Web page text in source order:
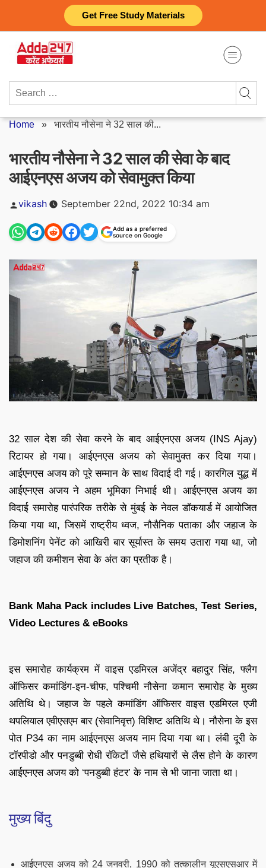
Get Free Study Materials
content
Search
Home » भारतीय नौसेना ने 32 साल की...
भारतीय नौसेना ने 32 साल की सेवा के बाद
आईएनएस अजय को सेवामुक्त किया
Posted
vikash September 22nd, 2022 10:34 am
Add as a preferred
source on Google
32 साल देश की सेवा करने के बाद आईएनएस अजय (INS Ajay)
रिटायर हो गया। आईएनएस अजय को सेवामुक्त कर दिया गया।
आईएनएस अजय को पूरे सम्मान के साथ विदाई दी गई। कारगिल युद्ध में
आईएनएस अजय ने अहम भूमिका निभाई थी। आईएनएस अजय का
विदाई समारोह पारंपरिक तरीके से मुंबई के नेवल डॉकयार्ड में आयोजित
किया गया था, जिसमें राष्ट्रीय ध्वज, नौसैनिक पताका और जहाज के
डिमोशनिंग पेनेंट को आखिरी बार सूर्यास्त के समय उतारा गया था, जो
जहाज की कमीशन सेवा के अंत का प्रतीक है।
Bank Maha Pack includes Live Batches, Test Series,
Video Lectures & eBooks
इस समारोह कार्यक्रम में वाइस एडमिरल अजेंद्र बहादुर सिंह, फ्लैग
ऑफिसर कमांडिंग-इन-चीफ, पश्चिमी नौसेना कमान समारोह के मुख्य
अतिथि थे। जहाज के पहले कमांडिंग ऑफिसर वाइस एडमिरल एजी
थपलियाल एवीएसएम बार (सेवानिवृत्त) विशिष्ट अतिथि थे। नौसेना के इस
पोत P34 का नाम आईएनएस अजय नाम दिया गया था। लंबी दूरी के
टॉरपीडो और पनडुब्बी रोधी रॉकेटों जैसे हथियारों से लैस होने के कारण
आईएनएस अजय को ‘पनडुब्बी हंटर’ के नाम से भी जाना जाता था।
मुख्य बिंदु
आईएनएस अजय को 24 जनवरी, 1990 को तत्कालीन यूएसएसआर में